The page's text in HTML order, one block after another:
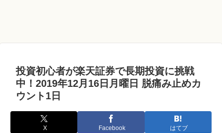
投資初心者が楽天証券で長期投資に挑戦
中！2019年12月16日月曜日 脱痛み止めカ
ウント1日
X Facebook はてブ